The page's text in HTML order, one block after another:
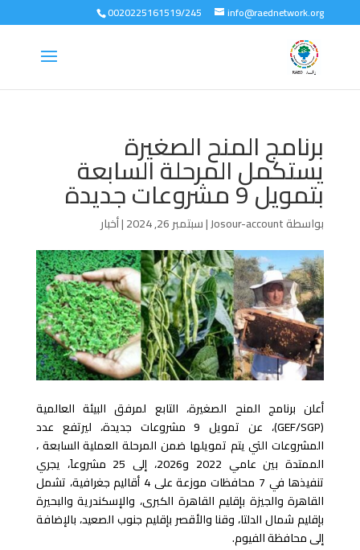
0020225161519/245 info@raednetwork.org
برنامج المنح الصغيرة
يستكمل المرحلة السابعة
بتمويل 9 مشروعات جديدة
بواسطةJosour-account
|سبتمبر 26, 2024 |أخبار
أعلن برنامج المنح الصغيرة، التابع لمرفق البيئة العالمية
(GEF/SGP)
، عن تمويل 9 مشروعات جديدة، ليرتفع عدد
المشروعات التي يتم تمويلها ضمن المرحلة العملية السابعة ،
الممتدة بين عامي 2022 و2026، إلى 25 مشروعاَ، يجري
تنفيذها في 7 محافظات موزعة على 4 أقاليم جغرافية، تشمل
القاهرة والجيزة بإقليم القاهرة الكبرى، والإسكندرية والبحيرة
بإقليم شمال الدلتا، وقنا والأقصر بإقليم جنوب الصعيد، بالإضافة
إلى محافظة الفيوم.